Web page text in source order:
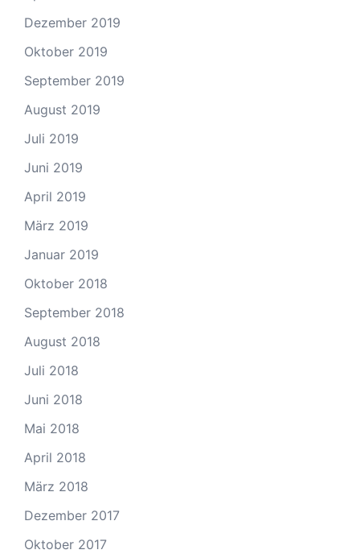
Dezember 2019
Oktober 2019
September 2019
August 2019
Juli 2019
Juni 2019
April 2019
März 2019
Januar 2019
Oktober 2018
September 2018
August 2018
Juli 2018
Juni 2018
Mai 2018
April 2018
März 2018
Dezember 2017
Oktober 2017